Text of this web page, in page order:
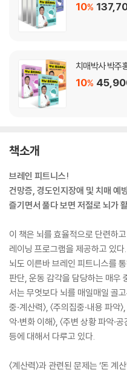
10%
치매박사 박주
10%
책소개
브레인 피트니스!
건망증, 경도인지장애 및 치매 예
즐기면서 풀다 보면 저절로 뇌가
이 책은 뇌를 효율적으로 단련하
레이닝 프로그램을 제공하고 있
뇌도 이른바 브레인 피트니스를
판단, 운동 감각을 담당하는 매우
서는 무엇보다 뇌를 매일매일 골
중·계산력〉, 〈주의집중·내용 파악
악·변화 이해〉, 〈주변 상황 파악·
등에 대해서 다루고 있다.
〈계산력〉과 관련된 문제는 ‘돈 계